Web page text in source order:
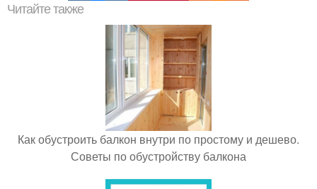
Читайте также
Как обустроить балкон внутри по простому и дешево.
Советы по обустройству балкона